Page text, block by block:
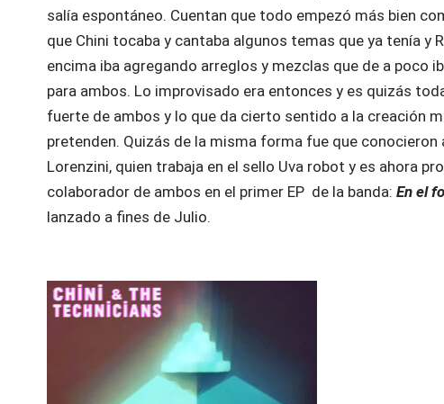
salía espontáneo. Cuentan que todo empezó más bien
que Chini tocaba y cantaba algunos temas que ya tenía y
encima iba agregando arreglos y mezclas que de a poco
para ambos. Lo improvisado era entonces y es quizás
fuerte de ambos y lo que da cierto sentido a la creación
pretenden. Quizás de la misma forma fue que conocieron
Lorenzini, quien trabaja en el sello Uva robot y es ahora
colaborador de ambos en el primer EP de la banda: En el
lanzado a fines de Julio.